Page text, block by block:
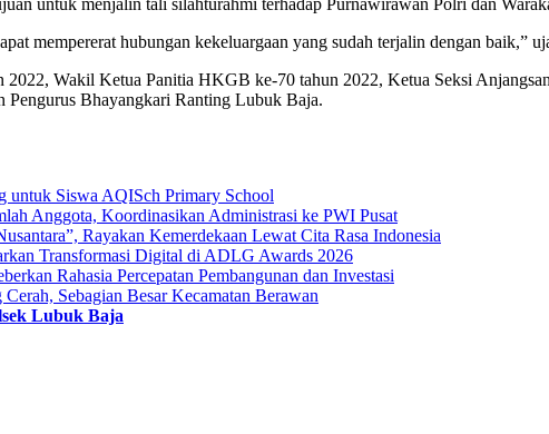
untuk menjalin tali silahturahmi terhadap Purnawirawan Polri dan
mempererat hubungan kekeluargaan yang sudah terjalin dengan baik,”
Wakil Ketua Panitia HKGB ke-70 tahun 2022, Ketua Seksi
Bhayangkari Ranting Lubuk Baja.
untuk Siswa AQISch Primary School
Anggota, Koordinasikan Administrasi ke PWI Pusat
Rayakan Kemerdekaan Lewat Cita Rasa Indonesia
Transformasi Digital di ADLG Awards 2026
Rahasia Percepatan Pembangunan dan Investasi
Sebagian Besar Kecamatan Berawan
Lubuk Baja